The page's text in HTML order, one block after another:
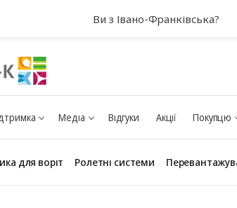
Медіа Відгуки Акції Покупцю
для воріт Ролетні системи
Ви з Івано-Франківська?